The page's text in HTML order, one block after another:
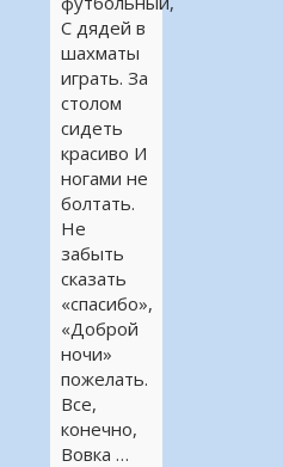
С дядей в
шахматы
играть. За
столом
сидеть
красиво И
ногами не
болтать.
Не
забыть
сказать
«спасибо»,
«Доброй
ночи»
пожелать.
Все,
конечно,
Вовка …